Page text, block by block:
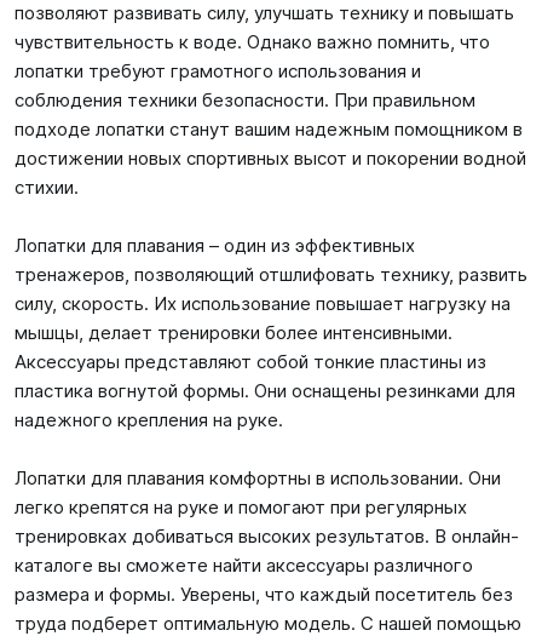
позволяют развивать силу, улучшать технику и повышать
чувствительность к воде. Однако важно помнить, что
лопатки требуют грамотного использования и
соблюдения техники безопасности. При правильном
подходе лопатки станут вашим надежным помощником в
достижении новых спортивных высот и покорении водной
стихии.
Лопатки для плавания – один из эффективных
тренажеров, позволяющий отшлифовать технику, развить
силу, скорость. Их использование повышает нагрузку на
мышцы, делает тренировки более интенсивными.
Аксессуары представляют собой тонкие пластины из
пластика вогнутой формы. Они оснащены резинками для
надежного крепления на руке.
Лопатки для плавания комфортны в использовании. Они
легко крепятся на руке и помогают при регулярных
тренировках добиваться высоких результатов. В онлайн-
каталоге вы сможете найти аксессуары различного
размера и формы. Уверены, что каждый посетитель без
труда подберет оптимальную модель. С нашей помощью